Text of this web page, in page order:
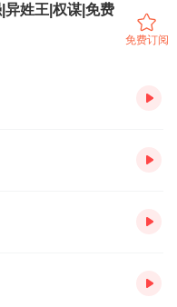
异姓王|权谋|免费
免费订阅